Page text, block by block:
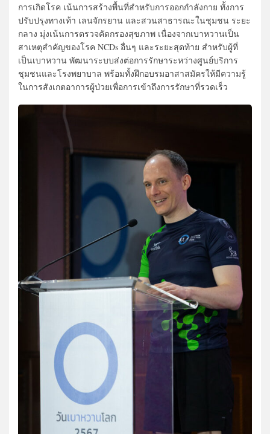
การเกิดโรค เน้นการสร้างพื้นที่สำหรับการออกกำลังกาย ทั้งการ
ปรับปรุงทางเท้า เลนจักรยาน และสวนสาธารณะในชุมชน ระยะ
กลาง มุ่งเน้นการตรวจคัดกรองสุขภาพ เนื่องจากเบาหวานเป็น
สาเหตุสำคัญของโรค NCDs อื่นๆ และระยะสุดท้าย สำหรับผู้ที่
เป็นเบาหวาน พัฒนาระบบส่งต่อการรักษาระหว่างศูนย์บริการ
ชุมชนและโรงพยาบาล พร้อมทั้งฝึกอบรมอาสาสมัครให้มีความรู้
ในการสังเกตอาการผู้ป่วยเพื่อการเข้าถึงการรักษาที่รวดเร็ว